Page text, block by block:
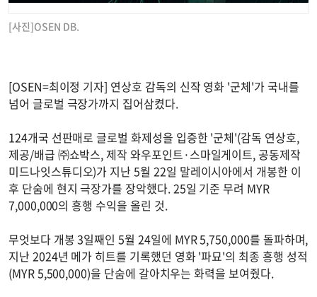
[사진]OSEN DB.
[OSEN=최이정 기자] 연상호 감독의 신작 영화 '군체'가 국내를
넘어 글로벌 극장가까지 집어삼켰다.
124개국 선판매로 글로벌 화제성을 입증한 '군체'(감독 연상호,
제공/배급 ㈜쇼박스, 제작 와우포인트·스마일게이트, 공동제작
미드나잇스튜디오)가 지난 5월 22일 말레이시아에서 개봉한 이
후 단숨에 현지 극장가를 장악했다. 25일 기준 무려 MYR
7,000,000의 흥행 수익을 올린 것.
무엇보다 개봉 3일째인 5월 24일에 MYR 5,750,000를 돌파하며,
지난 2024년 메가 히트를 기록했던 영화 '파묘'의 최종 흥행 성적
(MYR 5,500,000)을 단숨에 갈아치우는 화력을 보여줬다.